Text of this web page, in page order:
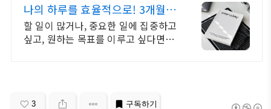
나의 하루를 효율적으로! 3개월분
다이어리
할 일이 많거나, 중요한 일에 집중하고
싶고, 원하는 목표를 이루고 싶다면 클
3 구독하기